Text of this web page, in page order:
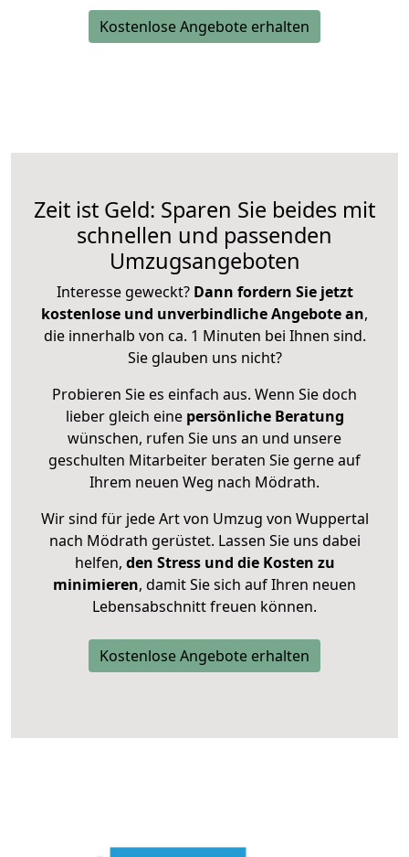
Kostenlose Angebote erhalten
Zeit ist Geld: Sparen Sie beides mit
schnellen und passenden
Umzugsangeboten
Interesse geweckt? Dann fordern Sie jetzt
kostenlose und unverbindliche Angebote an,
die innerhalb von ca. 1 Minuten bei Ihnen sind.
Sie glauben uns nicht?
Probieren Sie es einfach aus. Wenn Sie doch
lieber gleich eine persönliche Beratung
wünschen, rufen Sie uns an und unsere
geschulten Mitarbeiter beraten Sie gerne auf
Ihrem neuen Weg nach Mödrath.
Wir sind für jede Art von Umzug von Wuppertal
nach Mödrath gerüstet. Lassen Sie uns dabei
helfen, den Stress und die Kosten zu
minimieren, damit Sie sich auf Ihren neuen
Lebensabschnitt freuen können.
Kostenlose Angebote erhalten